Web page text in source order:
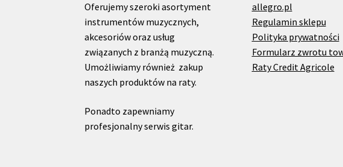
Oferujemy szeroki asortyment
instrumentów muzycznych,
akcesoriów oraz usług
związanych z branżą muzyczną.
Umożliwiamy również zakup
naszych produktów na raty.
Ponadto zapewniamy
profesjonalny serwis gitar.
allegro.pl
Regulamin sklepu
Polityka prywatności
Formularz zwrotu
Raty Credit Agricole